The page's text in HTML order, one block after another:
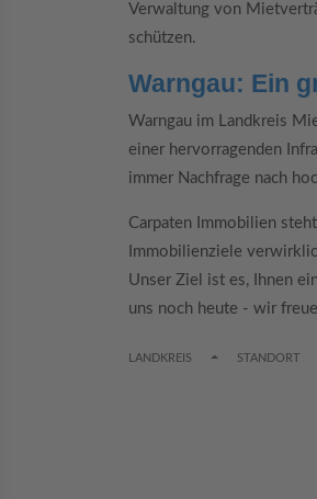
Verwaltung von
schützen.
Warngau: Ein
Warngau im Landkreis
einer hervorragenden
immer Nachfrage nach
Carpaten Immobilien
Immobilienziele
Unser Ziel ist es, Ihnen
uns noch heute - wir
LANDKREIS TOGGLESTANDORT